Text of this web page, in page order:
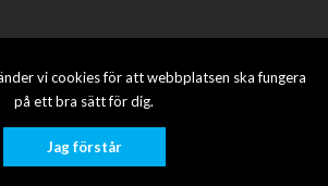
vi cookies för att webbplatsen ska fungera
på ett bra sätt för dig.
Jag förstår